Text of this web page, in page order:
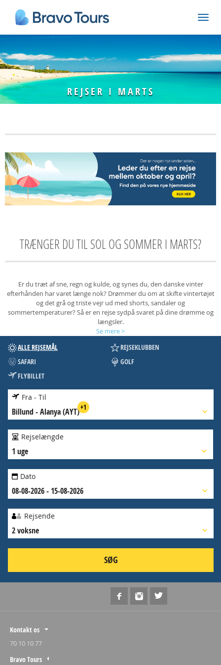
REJSER I MARTS
TRÆNGER DU TIL SOL OG SOMMER I MARTS?
Er du træt af sne, regn og kulde, og synes du, den danske vinter
efterhånden har varet længe nok? Drømmer du om at skifte vintertøjet
og det grå og triste vejr ud med shorts, sandaler og
sommertemperaturer? Så er en rejse sydpå svaret på dine drømme og
længsler.
Se mere>
ALLE REJSEMÅL
REJSEKLUBBEN
SAFARI
GOLF
FLYBILLET
Fra - Til
Billund -Alanya (AYT)
Rejselængde
1 uge
Dato
08-08-2026 - 15-08-2026
Rejsende
2 voksne
SØG
Kontakt os
70 10 10 77
Bravo Tours